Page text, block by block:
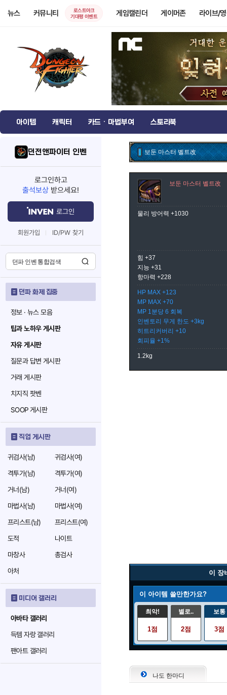
뉴스 커뮤니티
로스트아크
기대평 이벤트
게임캘린더 게이머존 라이브/
아이템 캐릭터 카드 · 마법부여 스토리북
던전앤파이터 인벤
로그인하고
출석보상 받으세요!
로그인
회원가입 ID/PW 찾기
던파 화제 집중
정보 · 뉴스 모음
팁과 노하우 게시판
자유 게시판
질문과 답변 게시판
거래 게시판
치지직 팟벤
SOOP 게시판
직업 게시판
귀검사(남)
귀검사(여)
격투가(남)
격투가(여)
거너(남)
거너(여)
마법사(남)
마법사(여)
프리스트(남)
프리스트(여)
도적
나이트
마창사
총검사
아처
미디어 갤러리
아바타 갤러리
득템 자랑 갤러리
팬아트 갤러리
보둔 마스터 벨트改
보둔 마스터 벨트改
물리 방어력 +1030
힘 +37
지능 +31
항마력 +228
HP MAX +123
MP MAX +70
MP 1분당 6 회복
인벤토리 무게 한도 +3kg
히트리커버리 +10
회피율 +1%
1.2kg
이 장
이 아이템 쓸만한가요?
최악!
1점
별로..
2점
보통
3점
나도 한마디